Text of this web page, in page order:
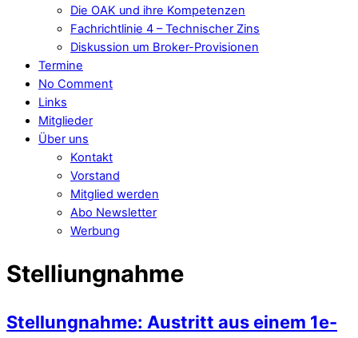
Die OAK und ihre Kompetenzen
Fachrichtlinie 4 – Technischer Zins
Diskussion um Broker-Provisionen
Termine
No Comment
Links
Mitglieder
Über uns
Kontakt
Vorstand
Mitglied werden
Abo Newsletter
Werbung
Stelliungnahme
Stellungnahme: Austritt aus einem 1e-